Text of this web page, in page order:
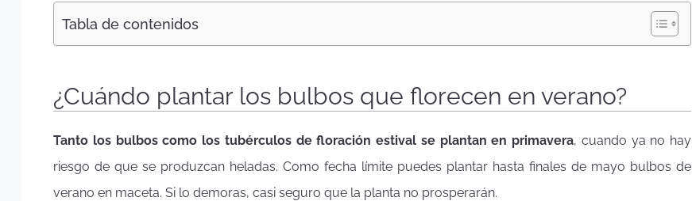
Tabla de contenidos
¿Cuándo plantar los bulbos que florecen en verano?
Tanto los bulbos como los tubérculos de floración estival se plantan en primavera, cuando ya no hay
riesgo de que se produzcan heladas. Como fecha límite puedes plantar hasta finales de mayo bulbos de
verano en maceta. Si lo demoras, casi seguro que la planta no prosperarán.